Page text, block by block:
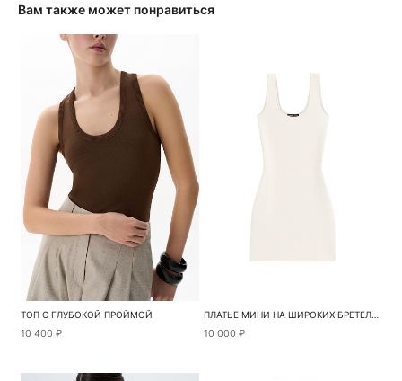
Вам также может понравиться
ТОП С ГЛУБОКОЙ ПРОЙМОЙ
10 400 ₽
ПЛАТЬЕ МИНИ НА ШИРОКИХ БРЕТЕЛЯХ
10 000 ₽